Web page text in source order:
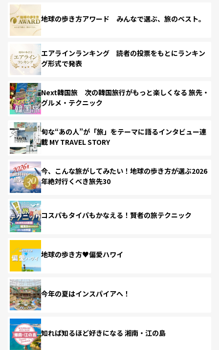
地球の歩き方アワード みんなで選ぶ、旅のベスト。
エアラインランキング 読者の投票をもとにランキン
グ形式で発表
Next韓国旅 次の韓国旅行がもっと楽しくなる 旅先・
グルメ・テクニック
旬な“あの人”が「旅」をテーマに語るインタビュー連
載 MY TRAVEL STORY
今、こんな旅がしてみたい！地球の歩き方が選ぶ2026
年絶対行くべき旅先30
コスパもタイパもかなえる！賢者の旅テクニック
地球の歩き方♥偏愛ハワイ
今年の夏はインスパイアへ！
知れば知るほど好きになる 湘南・江の島